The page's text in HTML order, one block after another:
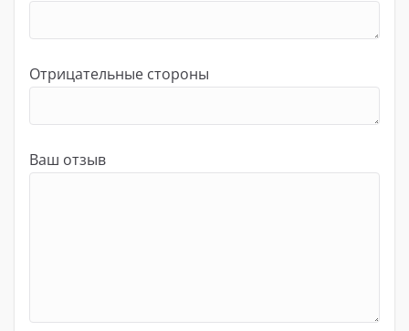
Отрицательные стороны
Ваш отзыв